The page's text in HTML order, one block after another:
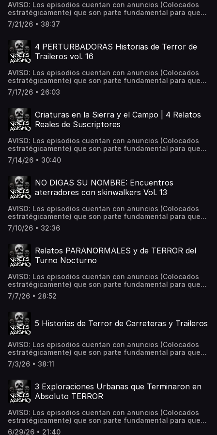
AVISO: Los episodios cuentan con anuncios (Colocados
estratégicamente) que son parte fundamental para que
este proyecto siga en pie. 📌 ¿Tienes una experiencia
paranormal? Envíala a: Vocesdelabismo@gmail.com
information.
7/21/26 • 38:37
4 PERTURBADORAS Historias de Terror de
Traileros vol. 16
AVISO: Los episodios cuentan con anuncios (Colocados
estratégicamente) que son parte fundamental para que
este proyecto siga en pie. 📌 ¿Tienes una experiencia
paranormal? Envíala a: Vocesdelabismo@gmail.com
information.
7/17/26 • 26:03
Criaturas en la Sierra y el Campo | 4 Relatos
Reales de Suscriptores
AVISO: Los episodios cuentan con anuncios (Colocados
estratégicamente) que son parte fundamental para que
este proyecto siga en pie. Bienvenidos a su canal favorito
de historias de terror. Espero disfruten los siguientes 4
Abismo. Si les gustaron, no olvidedn dejar su like y
comentario. Siempre estoy leyéndolos. 📌 ¿Tienes una
experiencia paranormal? Envíala a:
acast.com/privacy for more information.
7/14/26 • 30:40
NO DIGAS SU NOMBRE: Encuentros
aterradores con skinwalkers Vol. 13
AVISO: Los episodios cuentan con anuncios (Colocados
estratégicamente) que son parte fundamental para que
este proyecto siga en pie. 📌 ¿Tienes una experiencia
paranormal? Envíala a: Vocesdelabismo@gmail.com
information.
7/10/26 • 32:36
Relatos PARANORMALES y de TERROR del
Turno Nocturno
AVISO: Los episodios cuentan con anuncios (Colocados
estratégicamente) que son parte fundamental para que
este proyecto siga en pie. Muchas gracias por
acompañarnos esta noche. Espero disfruten los
Los estaré leyendo en los comentarios. 📌 ¿Tienes una
experiencia paranormal? Envíala a:
Vocesdelabismo@gmail.com Hosted on Acast. See
7/7/26 • 28:52
5 Historias de Terror de Carreteras y Traileros
AVISO: Los episodios cuentan con anuncios (Colocados
estratégicamente) que son parte fundamental para que
este proyecto siga en pie. 📌 ¿Tienes una experiencia
paranormal? Envíala a: Vocesdelabismo@gmail.com
information.
7/3/26 • 38:11
3 Exploraciones Urbanas que Terminaron en
Absoluto TERROR
AVISO: Los episodios cuentan con anuncios (Colocados
estratégicamente) que son parte fundamental para que
este proyecto siga en pie. 📌 ¿Tienes una experiencia
6/29/26 • 21:40